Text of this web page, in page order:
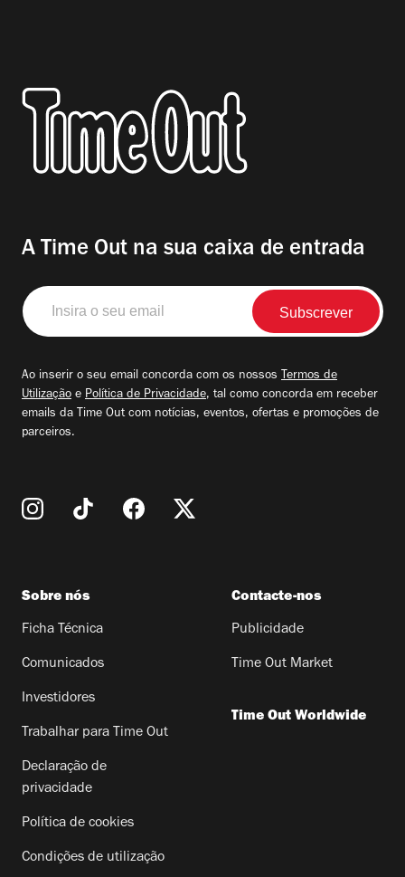
A Time Out na sua caixa de entrada
Insira
o
seu
Ao inserir o seu email concorda com os nossos Termos de
Utilização e Política de Privacidade, tal como concorda em receber
emails da Time Out com notícias, eventos, ofertas e promoções de
parceiros.
Sobre nós
Ficha Técnica
Comunicados
Investidores
Trabalhar para Time Out
Declaração de
privacidade
Política de cookies
Condições de utilização
Contacte-nos
Publicidade
Time Out Market
Time Out Worldwide